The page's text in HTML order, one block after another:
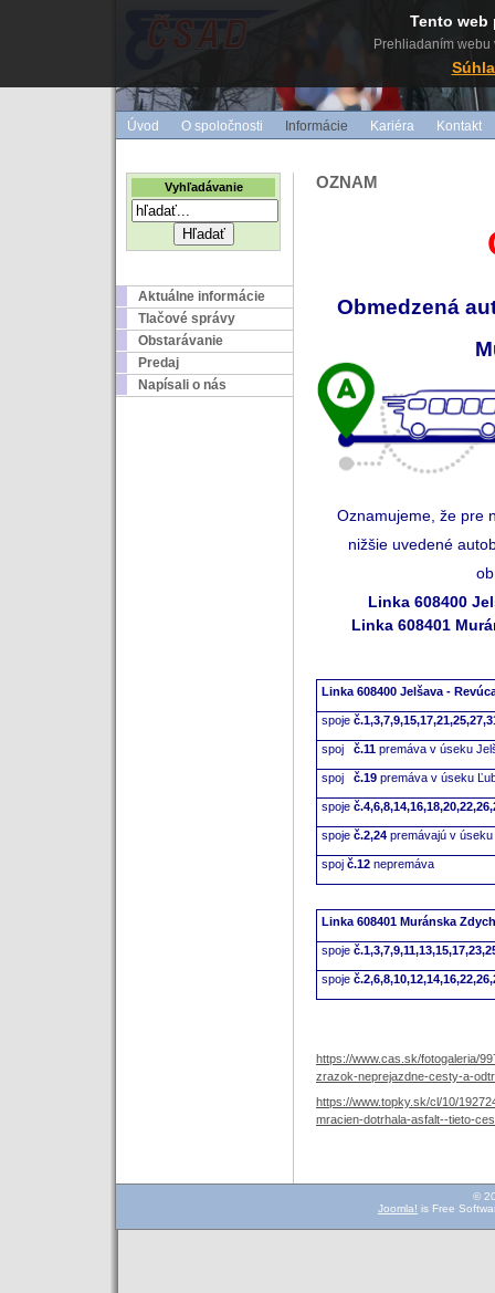
Úvod O spoločnosti Informácie Kariéra Kontakt
Vyhľadávanie
Aktuálne informácie
Tlačové správy
Obstarávanie
Predaj
Napísali o nás
OZNAM
Obmedzená
Oznamujeme, že pre
nižšie uvedené
Linka 608400
Linka 608401
Linka 608400 Jelšava -
spoje
spoj č.11 premáva v úseku
spoj č.19 premáva v úseku
spoje
spoje č.2,24premávajú v úseku
spoj č.12 nepremáva
Linka 608401 Muránska
spoje
spoje
https://www.cas.sk/fotogaleria/
zrazok-neprejazdne-cesty-a-
https://www.topky.sk/cl/10/
mracien-dotrhala-asfalt--tieto-
©
Joomla! is Free
Tento web
Prehliadaním